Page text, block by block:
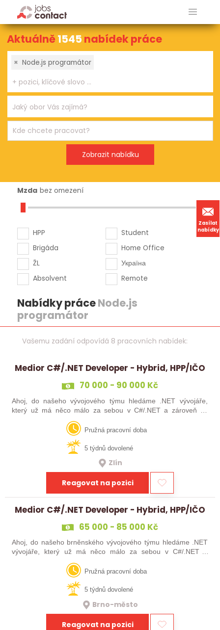
Zasílat
nabídky
Aktuálně1545 nabídek práce
× Node.js programátor
Mzda bez omezení
HPP
Brigáda
ŽL
Absolvent
Student
Home Office
Україна
Remote
Nabídky práceNode.js
programátor
Vašemu zadání odpovídá 8 pracovních nabídek:
Medior C#/.NET Developer - Hybrid, HPP/IČO
70 000 - 90 000 Kč
Ahoj, do našeho vývojového týmu hledáme .NET vývojáře,
který už má něco málo za sebou v C#/.NET a zároveň se
neztratí ve webových technologiích. Hledáme někoho, koho
baví navrhovat moderní řešení,…Pružná pracovní doba
5 týdnů dovolené
Zlín
Reagovat na pozici
Medior C#/.NET Developer - Hybrid, HPP/IČO
65 000 - 85 000 Kč
Ahoj, do našeho brněnského vývojového týmu hledáme .NET
vývojáře, který už má něco málo za sebou v C#/.NET a
někoho, koho baví navrhovat…Pružná pracovní doba
5 týdnů dovolené
Brno-město
Reagovat na pozici